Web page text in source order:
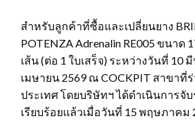
สำหรับลูกค้าที่ซื้อและเปลี่ยนยาง
POTENZA Adrenalin RE005 ขนาด
เส้น (ต่อ 1 ใบเสร็จ) ระหว่างวันที่ 10
เมษายน 2569 ณ COCKPIT สาขาที่
ประเทศ โดยบริษัทฯ ได้ดำเนินการจั
เรียบร้อยแล้วเมื่อวันที่ 15 พฤษภาคม